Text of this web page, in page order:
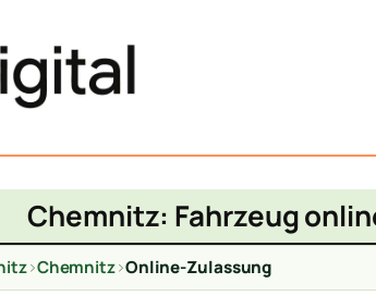
Chemnitz: Fahrzeug
>Chemnitz>Online-Zulassung